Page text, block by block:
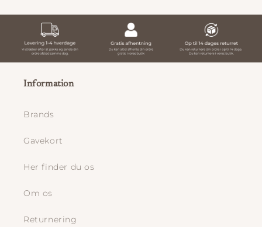
Information
Brands
Gavekort
Her finder du os
Om os
Returnering